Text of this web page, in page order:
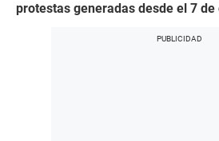
protestas generadas desde el 7